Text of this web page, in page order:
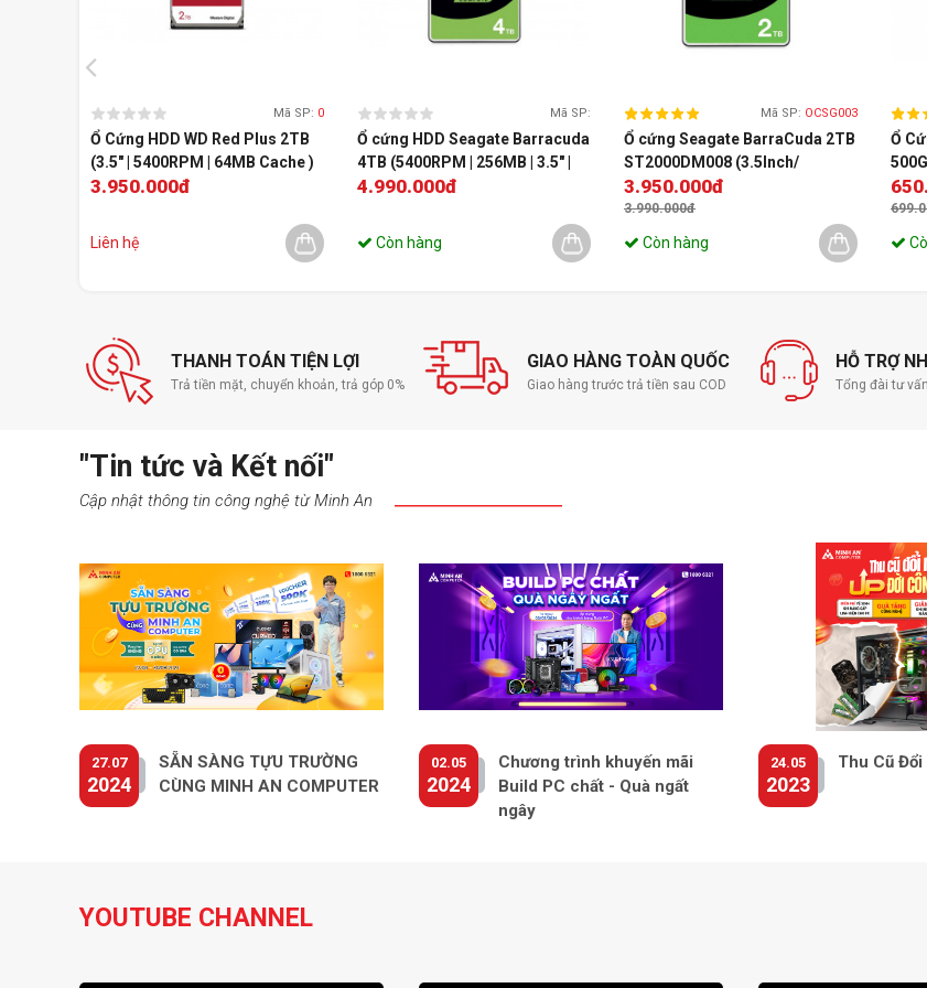
Mã SP: 0
Ổ Cứng HDD WD Red Plus 2TB
(3.5" | 5400RPM | 64MB Cache )
3.950.000đ
Liên hệ
Mã SP:
Ổ cứng HDD Seagate Barracuda
4TB (5400RPM | 256MB | 3.5" |
ST4000DM004)
4.990.000đ
Còn hàng
Mã SP: OCSG003
Ổ cứng Seagate BarraCuda 2TB
ST2000DM008 (3.5Inch/
7200rpm/ 256MB/ SATA3)
3.950.000đ
3.990.000đ
Còn hàng
Ổ
THANH TOÁN TIỆN LỢI
Trả tiền mặt, chuyển khoản, trả góp 0%
GIAO HÀNG TOÀN QUỐC
Giao hàng trước trả tiền sau COD
HỖ TRỢ
Tổng đài tư
"Tin tức và Kết nối"
Cập nhật thông tin công nghệ từ Minh An
27.07
2024
SẴN SÀNG TỰU TRƯỜNG
CÙNG MINH AN COMPUTER
02.05
2024
Chương trình khuyến mãi
Build PC chất - Quà ngất
ngây
24.05
2023
Thu Cũ
YOUTUBE CHANNEL